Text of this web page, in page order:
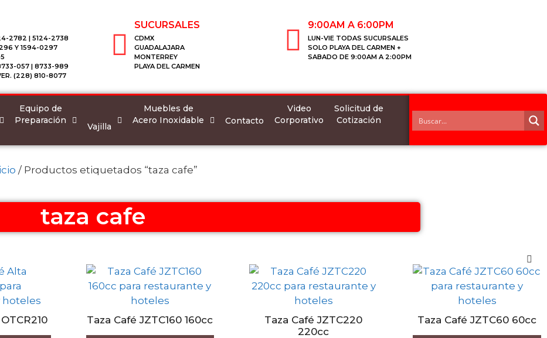
2782 | 5124-2738
Y 1594-0297
057 | 8733-989
(228) 810-8077
SUCURSALES
CDMX
GUADALAJARA
MONTERREY
PLAYA DEL CARMEN
9:00AM A 6:00PM
LUN-VIE TODAS SUCURSALES
SOLO PLAYA DEL CARMEN +
SABADO DE 9:00AM A 2:00PM
Equipo de
Preparación
Vajilla
Muebles de
Acero Inoxidable
Contacto
Video
Corporativo
Solicitud de
Cotización
/ Productos etiquetados “taza cafe”
taza cafe
Taza Café JZTC160 160cc
Taza Café JZTC220
220cc
Taza Café JZTC60 60cc